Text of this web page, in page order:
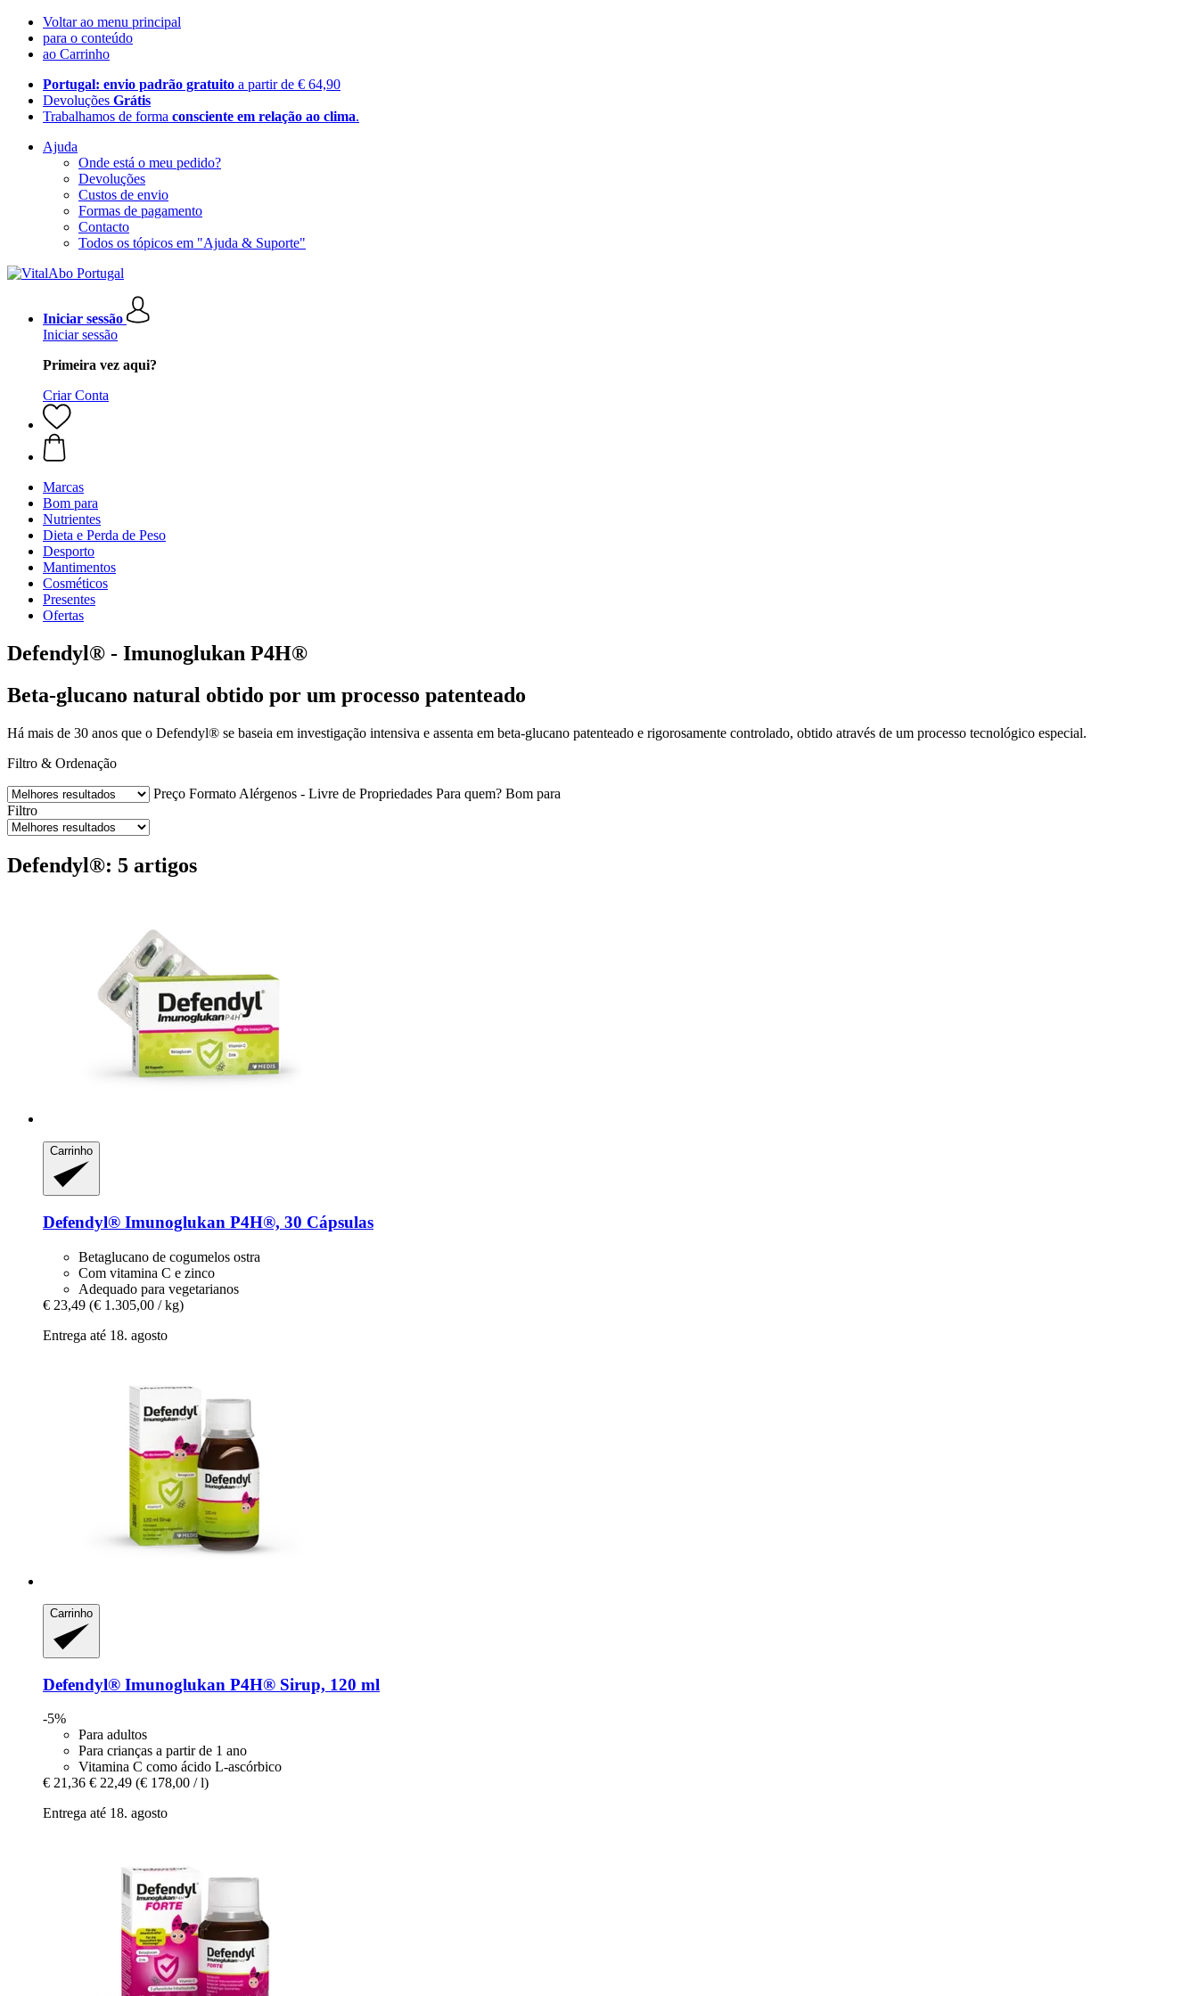
Voltar ao menu principal
para o conteúdo
ao Carrinho
Portugal: envio padrão gratuito a partir de € 64,90
Devoluções Grátis
Trabalhamos de forma consciente em relação ao clima.
Ajuda
Onde está o meu pedido?
Devoluções
Custos de envio
Formas de pagamento
Contacto
Todos os tópicos em "Ajuda & Suporte"
Iniciar sessão
Iniciar sessão
Primeira vez aqui?
Criar Conta
Marcas
Bom para
Nutrientes
Dieta e Perda de Peso
Desporto
Mantimentos
Cosméticos
Presentes
Ofertas
Defendyl® - Imunoglukan P4H®
Beta-glucano natural obtido por um processo patenteado
Há mais de 30 anos que o Defendyl® se baseia em investigação intensiva e assenta em beta-glucano patenteado e rigorosamente controlado, obtido através de um processo tecnológico especial.
Filtro & Ordenação
Preço Formato Alérgenos - Livre de Propriedades Para quem? Bom para
Filtro
Defendyl®: 5 artigos
Carrinho
Defendyl® Imunoglukan P4H®, 30 Cápsulas
Betaglucano de cogumelos ostra
Com vitamina C e zinco
Adequado para vegetarianos
€ 23,49 (€ 1.305,00 / kg)
Entrega até 18. agosto
Carrinho
Defendyl® Imunoglukan P4H® Sirup, 120 ml
-5%
Para adultos
Para crianças a partir de 1 ano
Vitamina C como ácido L-ascórbico
€ 21,36 € 22,49 (€ 178,00 / l)
Entrega até 18. agosto